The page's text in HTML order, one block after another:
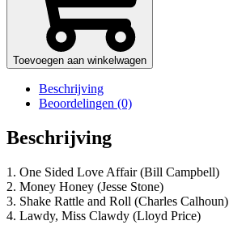
Toevoegen aan winkelwagen
Beschrijving
Beoordelingen (0)
Beschrijving
1. One Sided Love Affair (Bill Campbell)
2. Money Honey (Jesse Stone)
3. Shake Rattle and Roll (Charles Calhoun)
4. Lawdy, Miss Clawdy (Lloyd Price)